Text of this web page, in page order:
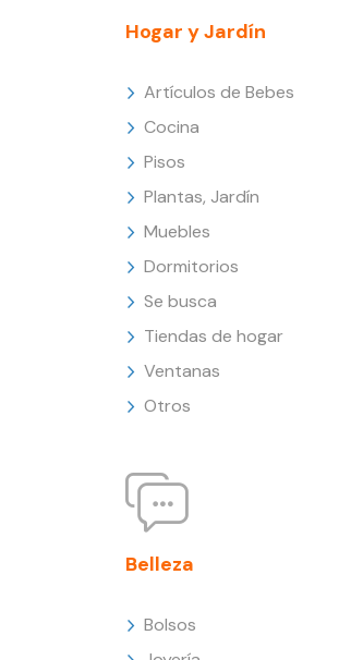
Hogar y Jardín
Artículos de Bebes
Cocina
Pisos
Plantas, Jardín
Muebles
Dormitorios
Se busca
Tiendas de hogar
Ventanas
Otros
Belleza
Bolsos